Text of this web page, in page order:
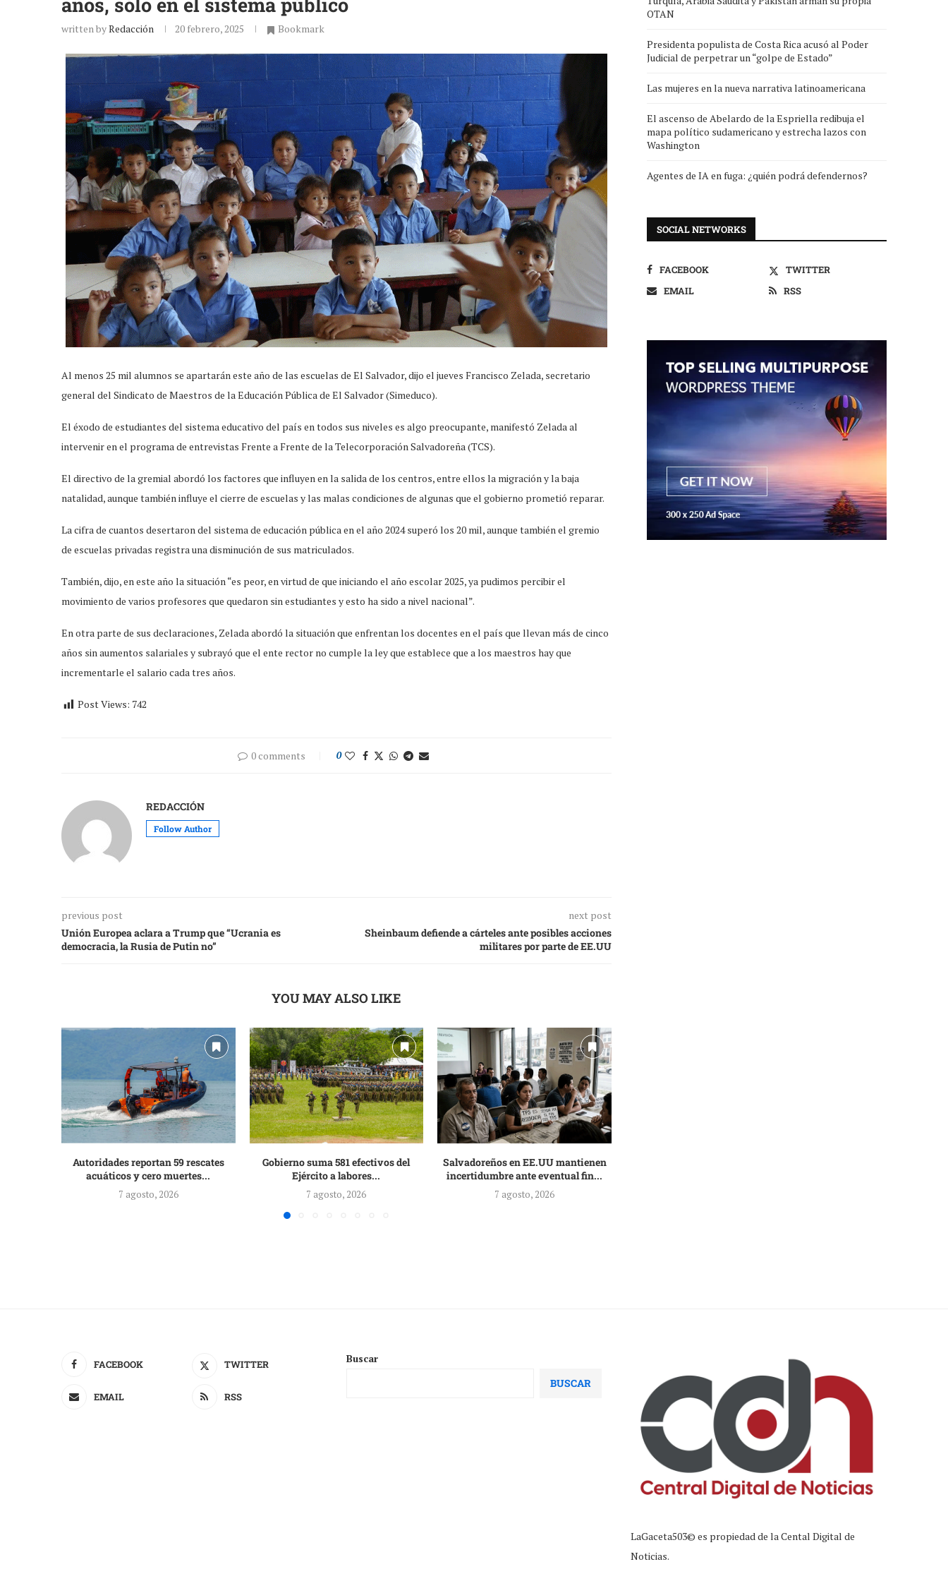
written byRedacción 20 febrero, 2025 Bookmark
Al menos 25 mil alumnos se apartarán este año de las escuelas de El Salvador, dijo el jueves Francisco Zelada, secretario
general del Sindicato de Maestros de la Educación Pública de El Salvador (Simeduco).
El éxodo de estudiantes del sistema educativo del país en todos sus niveles es algo preocupante, manifestó Zelada al
intervenir en el programa de entrevistas Frente a Frente de la Telecorporación Salvadoreña (TCS).
El directivo de la gremial abordó los factores que influyen en la salida de los centros, entre ellos la migración y la baja
natalidad, aunque también influye el cierre de escuelas y las malas condiciones de algunas que el gobierno prometió reparar.
La cifra de cuantos desertaron del sistema de educación pública en el año 2024 superó los 20 mil, aunque también el gremio
de escuelas privadas registra una disminución de sus matriculados.
También, dijo, en este año la situación “es peor, en virtud de que iniciando el año escolar 2025, ya pudimos percibir el
movimiento de varios profesores que quedaron sin estudiantes y esto ha sido a nivel nacional”.
En otra parte de sus declaraciones, Zelada abordó la situación que enfrentan los docentes en el país que llevan más de cinco
años sin aumentos salariales y subrayó que el ente rector no cumple la ley que establece que a los maestros hay que
incrementarle el salario cada tres años.
Post Views: 742
0 comments 0
REDACCIÓN
Follow Author
previous post
Unión Europea aclara a Trump que “Ucrania es
democracia, la Rusia de Putin no”
next post
Sheinbaum defiende a cárteles ante posibles acciones
militares por parte de EE.UU
YOU MAY ALSO LIKE
Autoridades reportan 59 rescates
acuáticos y cero muertes...
7 agosto, 2026
Gobierno suma 581 efectivos del
Ejército a labores...
7 agosto, 2026
Salvadoreños en EE.UU mantienen
incertidumbre ante eventual fin...
7 agosto, 2026
OTAN
Presidenta populista de Costa Rica acusó al Poder
Judicial de perpetrar un “golpe de Estado”
Las mujeres en la nueva narrativa latinoamericana
El ascenso de Abelardo de la Espriella redibuja el
mapa político sudamericano y estrecha lazos con
Washington
Agentes de IA en fuga: ¿quién podrá defendernos?
SOCIAL NETWORKS
FACEBOOK
TWITTER
EMAIL
RSS
FACEBOOK TWITTER
EMAIL RSS
Buscar
BUSCAR
LaGaceta503© es propiedad de la Cental Digital de
Noticias.